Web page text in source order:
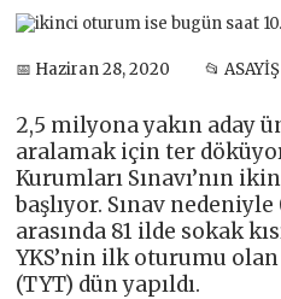
📅 Haziran 28, 2020 📂 ASAYİŞ
2,5 milyona yakın aday
aralamak için ter
Kurumları Sınavı’nın
başlıyor. Sınav
arasında 81 ilde sokak
YKS’nin ilk oturumu
(TYT) dün yapıldı.